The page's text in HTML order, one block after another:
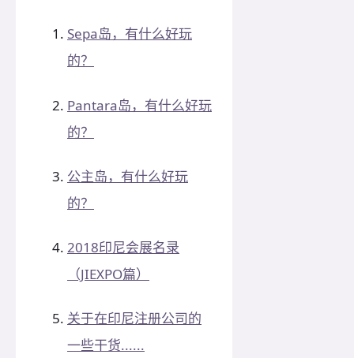
Sepa岛，有什么好玩
的？
Pantara岛，有什么好玩
的？
公主岛，有什么好玩
的？
2018印尼会展名录
（JIEXPO篇）
关于在印尼注册公司的
一些干货......